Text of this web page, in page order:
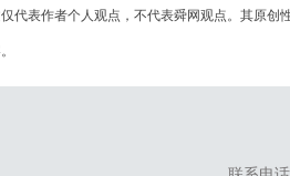
代表作者个人观点，不代表舜网观点。其原